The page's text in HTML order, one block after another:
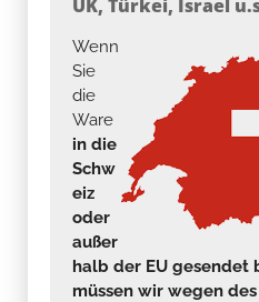
UK, Türkei, Israel
Wenn
Sie
die
Ware
in die
Schw
eiz
oder
außer
halb der EU gesendet
müssen wir wegen